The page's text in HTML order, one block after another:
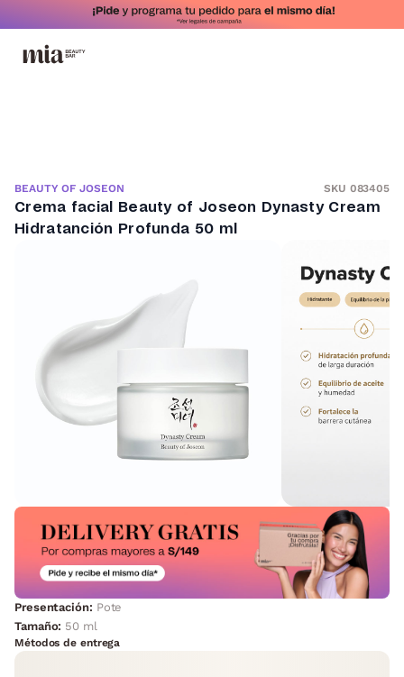
BEAUTY OF JOSEON SKU 083405
Crema facial Beauty of Joseon Dynasty Cream
Hidratanción Profunda 50 ml
Presentación: Pote
Tamaño: 50 ml
Métodos de entrega